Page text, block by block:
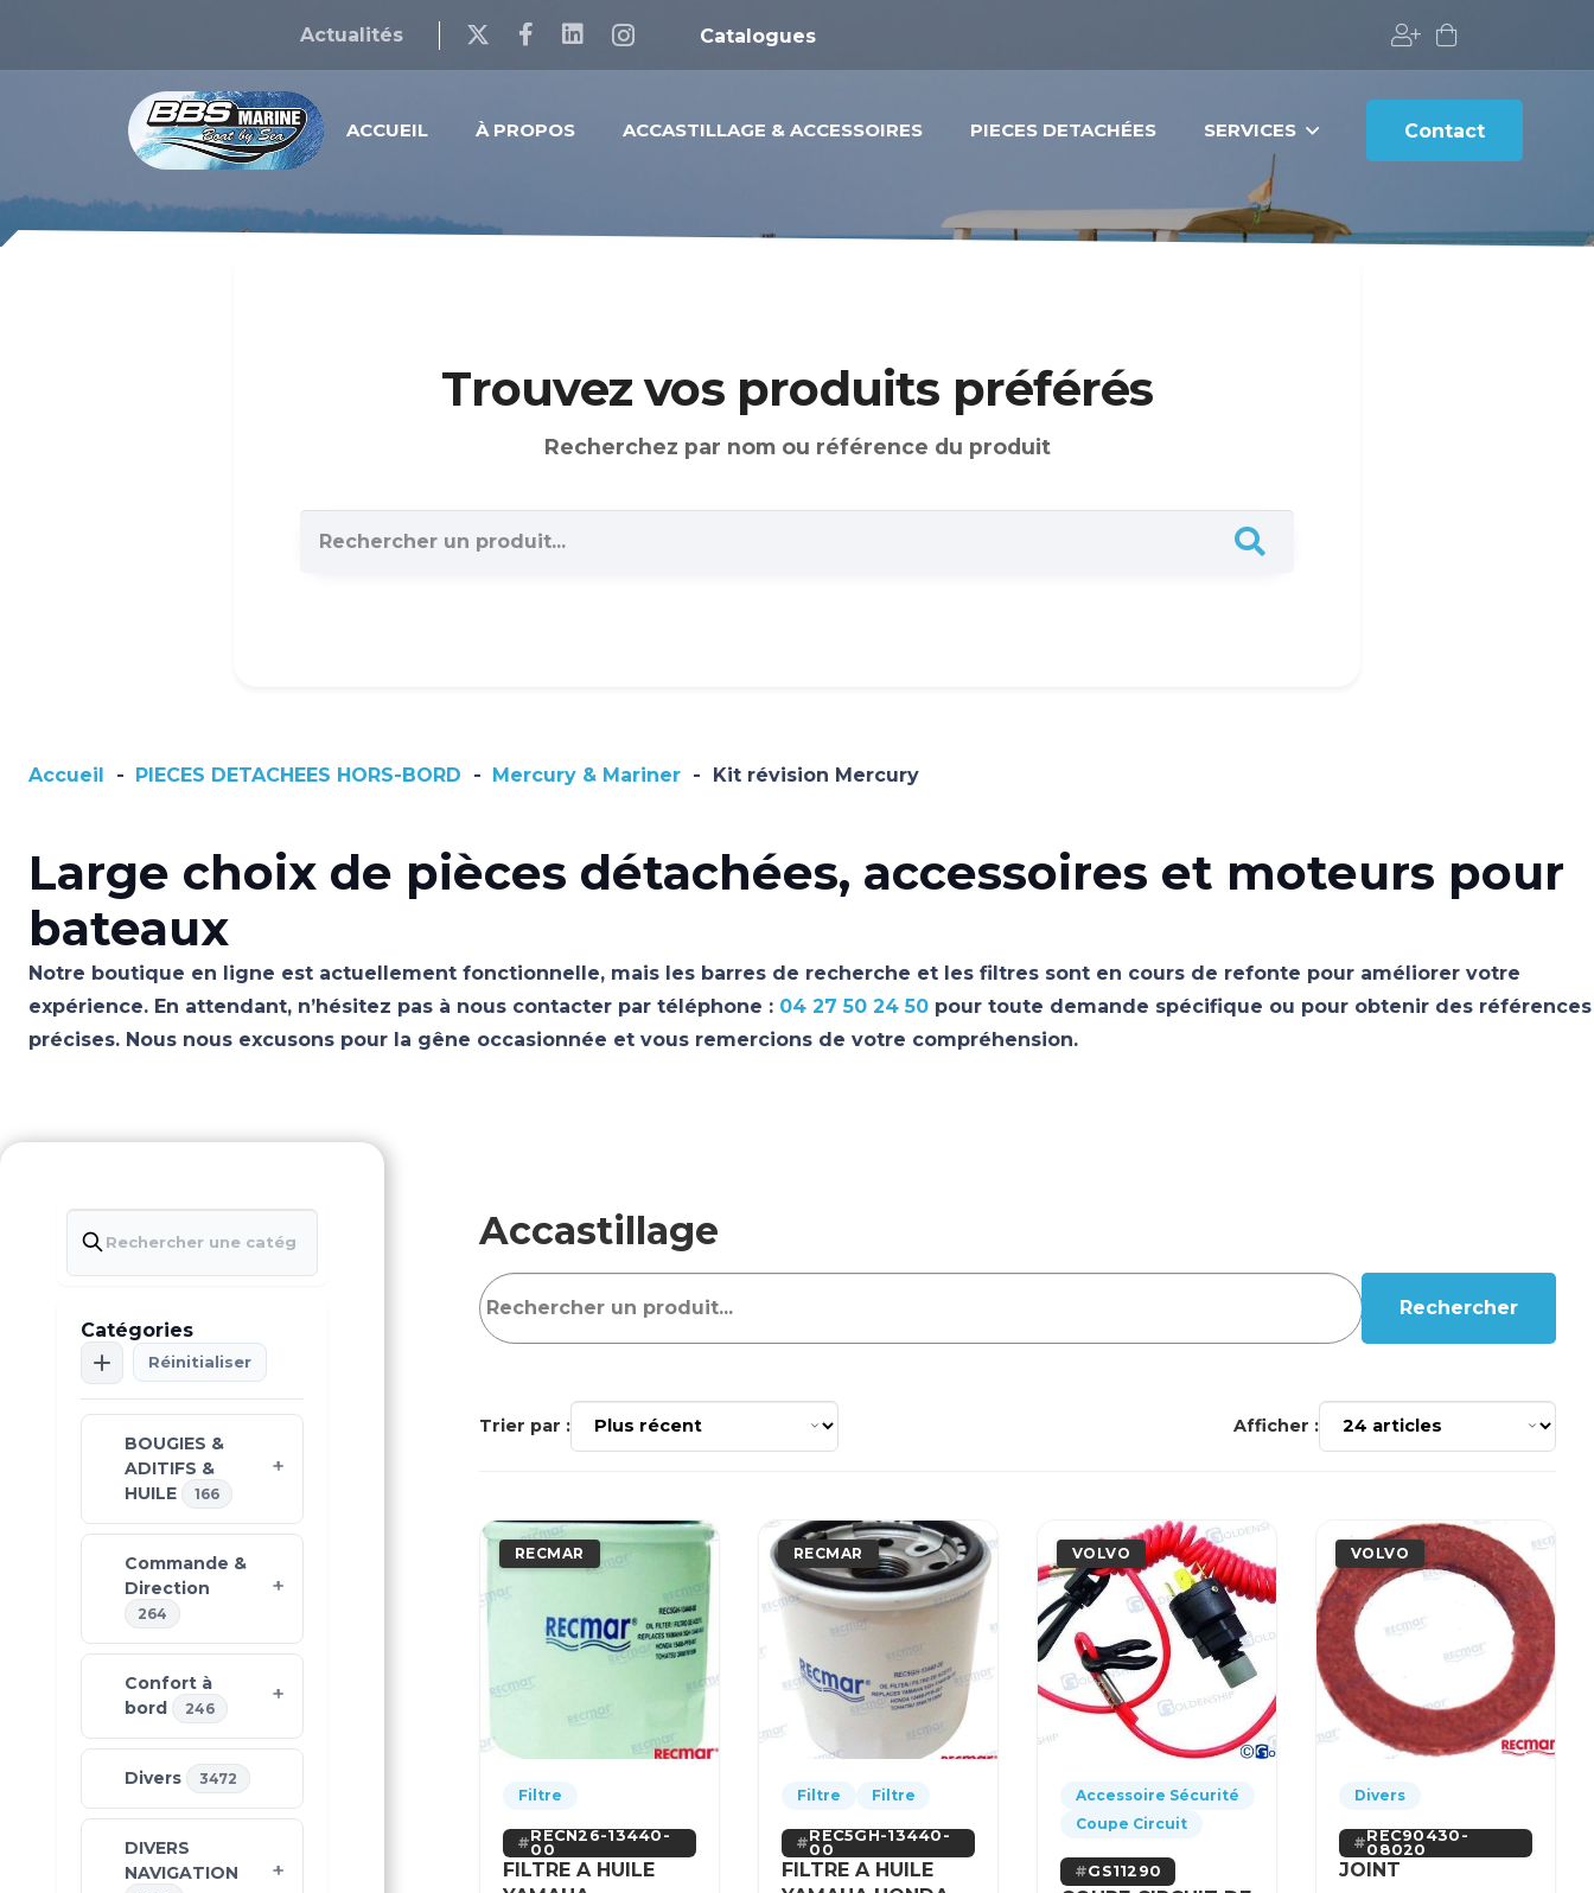
Actualités Catalogues
ACCUEIL À PROPOS ACCASTILLAGE & ACCESSOIRES PIECES DETACHÉES SERVICES Contact
Trouvez vos produits préférés
Recherchez par nom ou référence du produit
Accueil - PIECES DETACHEES HORS-BORD - Mercury & Mariner - Kit révision Mercury
Large choix de pièces détachées, accessoires et moteurs pour
bateaux
Notre boutique en ligne est actuellement fonctionnelle, mais les barres de recherche et les filtres sont en cours de refonte pour améliorer votre
expérience. En attendant, n’hésitez pas à nous contacter par téléphone : 04 27 50 24 50 pour toute demande spécifique ou pour obtenir des références
précises. Nous nous excusons pour la gêne occasionnée et vous remercions de votre compréhension.
Catégories
Réinitialiser
BOUGIES &
ADITIFS &
HUILE
166
Commande &
Direction
264
Confort à
bord
246
Divers 3472
DIVERS
NAVIGATION
Accastillage
Rechercher
Trier par : Afficher :
RECMAR
Filtre
RECN26-13440-
00
FILTRE A HUILE
RECMAR
Filtre Filtre
REC5GH-13440-
00
FILTRE A HUILE
VOLVO
Accessoire Sécurité
Coupe Circuit
GS11290
VOLVO
Divers
REC90430-
08020
JOINT